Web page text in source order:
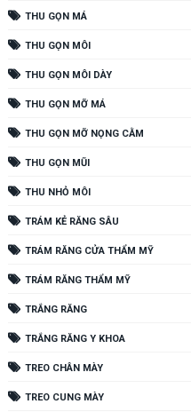
THU GỌN MÁ
THU GỌN MÔI
THU GỌN MÔI DÀY
THU GỌN MỠ MÁ
THU GỌN MỠ NỌNG CẰM
THU GỌN MŨI
THU NHỎ MÔI
TRÁM KẺ RĂNG SÂU
TRÁM RĂNG CỬA THẨM MỸ
TRÁM RĂNG THẨM MỸ
TRẮNG RĂNG
TRẮNG RĂNG Y KHOA
TREO CHÂN MÀY
TREO CUNG MÀY